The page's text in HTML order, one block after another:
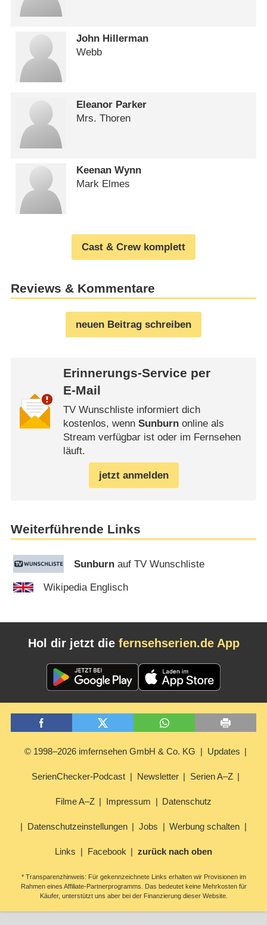
John Hillerman
Webb
Eleanor Parker
Mrs. Thoren
Keenan Wynn
Mark Elmes
Cast & Crew komplett
Reviews & Kommentare
neuen Beitrag schreiben
Erinnerungs-Service per
E-Mail
TV Wunschliste informiert dich
kostenlos, wenn Sunburnonline als
Stream verfügbar ist oder im Fernsehen
läuft.
jetzt anmelden
Weiterführende Links
Sunburn auf TV Wunschliste
Wikipedia Englisch
Hol dir jetzt die fernsehserien.de App
© 1998–2026 imfernsehen GmbH & Co. KG Updates
SerienChecker-Podcast Newsletter Serien A–Z
Filme A–Z Impressum Datenschutz
Datenschutzeinstellungen Jobs Werbung schalten
Links Facebook zurück nach oben
* Transparenzhinweis: Für gekennzeichnete Links erhalten wir Provisionen im
Rahmen eines Affiliate-Partnerprogramms. Das bedeutet keine Mehrkosten für
Käufer, unterstützt uns aber bei der Finanzierung dieser Website.